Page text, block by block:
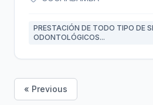
PRESTACIÓN DE TODO TIPO DE
ODONTOLÓGICOS...
« Previous